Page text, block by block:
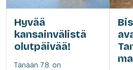
Hyvää
kansainvälistä
olutpäivää!
Tänään 7.8. on